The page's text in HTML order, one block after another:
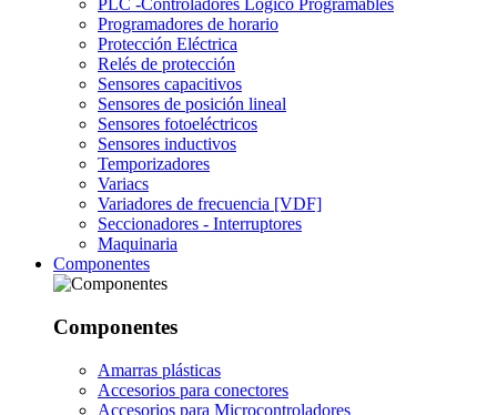
PLC -Controladores Lógico Programables
Programadores de horario
Protección Eléctrica
Relés de protección
Sensores capacitivos
Sensores de posición lineal
Sensores fotoeléctricos
Sensores inductivos
Temporizadores
Variacs
Variadores de frecuencia [VDF]
Seccionadores - Interruptores
Maquinaria
Componentes
Componentes
Amarras plásticas
Accesorios para conectores
Accesorios para Microcontroladores